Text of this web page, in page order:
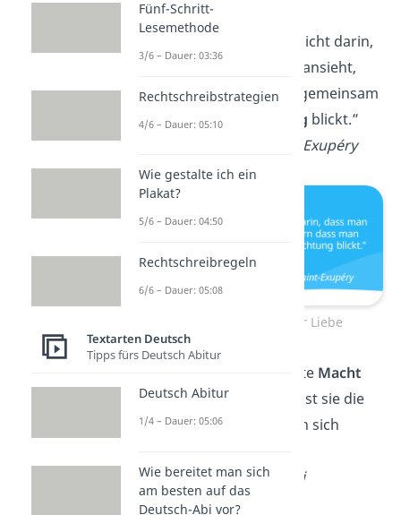
„Die Liebe besteht nicht darin,
dass man einander ansieht,
sondern dass man gemeinsam
in dieselbe
Richtung blickt.”
Antoine de Saint-Exupéry
Weise Worte zur Liebe
„Liebe ist die stärkste Macht
der Welt, und doch ist sie die
demütigste, die man sich
—Mahatma Gandhi
Fünf-Schritt-
Lesemethode
3/6 – Dauer: 03:36
Rechtschreibstrategien
4/6 – Dauer: 05:10
Wie gestalte ich ein
Plakat?
5/6 – Dauer: 04:50
Rechtschreibregeln
6/6 – Dauer: 05:08
Textarten Deutsch
Tipps fürs Deutsch Abitur
Deutsch Abitur
1/4 – Dauer: 05:06
Wie bereitet man sich
am besten auf das
Deutsch-Abi vor?